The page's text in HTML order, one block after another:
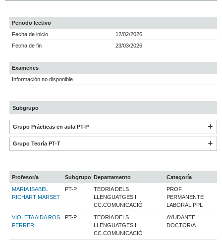
Periodo lectivo
Fecha de inicio
12/02/2026
Fecha de fin
23/03/2026
Examenes
Información no disponible
Subgrupo
Grupo Prácticas en aula PT-P
Grupo Teoría PT-T
Profesor/a Subgrupo Departamento
Categoría
MARIA ISABEL
RICHART MARSET
PT-P
TEORIA DELS
LLENGUATGES I
CC.COMUNICACIÓ
PROF.
PERMANENTE
LABORAL PPL
VIOLETA AIDA ROS
FERRER
PT-P
TEORIA DELS
LLENGUATGES I
CC.COMUNICACIÓ
AYUDANTE
DOCTOR/A